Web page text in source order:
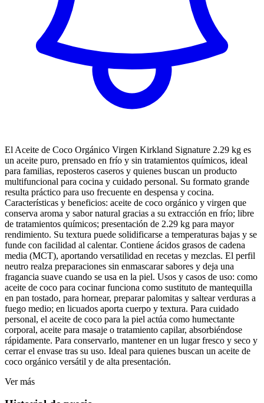
El Aceite de Coco Orgánico Virgen Kirkland Signature 2.29 kg es
un aceite puro, prensado en frío y sin tratamientos químicos, ideal
para familias, reposteros caseros y quienes buscan un producto
multifuncional para cocina y cuidado personal. Su formato grande
resulta práctico para uso frecuente en despensa y cocina.
Características y beneficios: aceite de coco orgánico y virgen que
conserva aroma y sabor natural gracias a su extracción en frío; libre
de tratamientos químicos; presentación de 2.29 kg para mayor
rendimiento. Su textura puede solidificarse a temperaturas bajas y se
funde con facilidad al calentar. Contiene ácidos grasos de cadena
media (MCT), aportando versatilidad en recetas y mezclas. El perfil
neutro realza preparaciones sin enmascarar sabores y deja una
fragancia suave cuando se usa en la piel. Usos y casos de uso: como
aceite de coco para cocinar funciona como sustituto de mantequilla
en pan tostado, para hornear, preparar palomitas y saltear verduras a
fuego medio; en licuados aporta cuerpo y textura. Para cuidado
personal, el aceite de coco para la piel actúa como humectante
corporal, aceite para masaje o tratamiento capilar, absorbiéndose
rápidamente. Para conservarlo, mantener en un lugar fresco y seco y
cerrar el envase tras su uso. Ideal para quienes buscan un aceite de
coco orgánico versátil y de alta presentación.
Ver más